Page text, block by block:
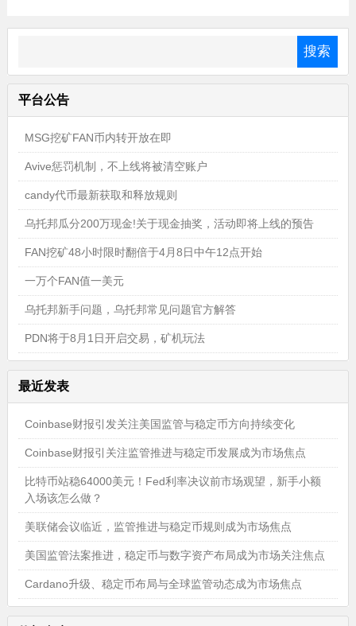
平台公告
MSG挖矿FAN币内转开放在即
Avive惩罚机制，不上线将被清空账户
candy代币最新获取和释放规则
乌托邦瓜分200万现金!关于现金抽奖，活动即将上线的预告
FAN挖矿48小时限时翻倍于4月8日中午12点开始
一万个FAN值一美元
乌托邦新手问题，乌托邦常见问题官方解答
PDN将于8月1日开启交易，矿机玩法
最近发表
Coinbase财报引发关注美国监管与稳定币方向持续变化
Coinbase财报引关注监管推进与稳定币发展成为市场焦点
比特币站稳64000美元！Fed利率决议前市场观望，新手小额
入场该怎么做？
美联储会议临近，监管推进与稳定币规则成为市场焦点
美国监管法案推进，稳定币与数字资产布局成为市场关注焦点
Cardano升级、稳定币布局与全球监管动态成为市场焦点